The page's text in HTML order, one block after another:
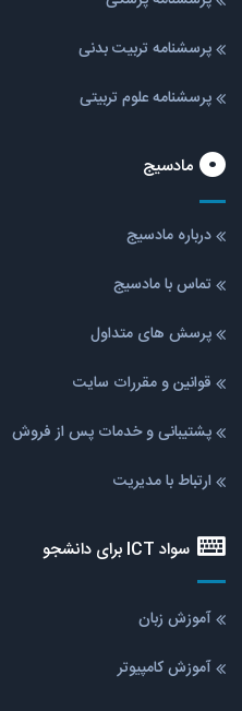
پرسشنامه تربیت بدنی
پرسشنامه علوم تربیتی
مادسیج
درباره مادسیج
تماس با مادسیج
پرسش های متداول
قوانین و مقررات سایت
پشتیبانی و خدمات پس از فروش
ارتباط با مدیریت
سواد ICT برای دانشجو
آموزش زبان
آموزش کامپیوتر